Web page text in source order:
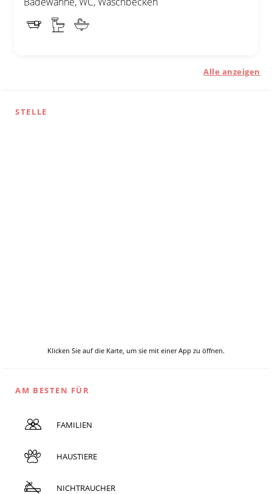
Alle anzeigen
STELLE
Klicken Sie auf die Karte, um sie mit einer App zu öffnen.
AM BESTEN FÜR
FAMILIEN
HAUSTIERE
NICHTRAUCHER